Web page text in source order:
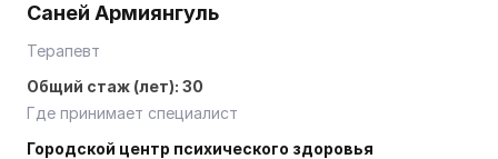
Саней Армиянгуль
Терапевт
Общий стаж (лет): 30
Где принимает специалист
Городской центр психического здоровья